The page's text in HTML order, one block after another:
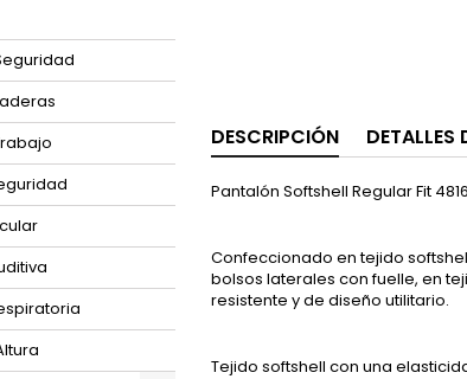
DESCRIPCIÓN DETALLES
Pantalón Softshell Regular Fit 4816
Confeccionado en tejido
bolsos laterales con fuelle, en
resistente y de diseño utilitario.
Tejido softshell con una